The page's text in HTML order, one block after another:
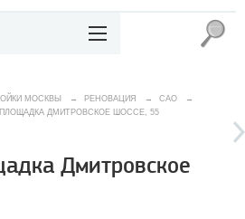
МОСКВЫ → РЕНОВАЦИЯ → САО
→
ДМИТРОВСКОЕ ШОССЕ, 55
Дмитровское